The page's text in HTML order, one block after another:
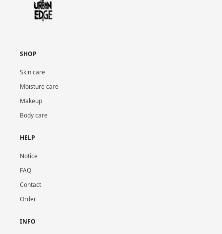
SHOP
Skin care
Moisture care
Makeup
Body care
HELP
Notice
FAQ
Contact
Order
INFO